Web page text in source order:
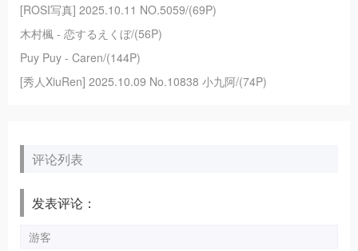
[ROSI写真] 2025.10.11 NO.5059/(69P)
木村楓 - 恋するえくぼ/(56P)
Puy Puy - Caren/(144P)
[秀人XiuRen] 2025.10.09 No.10838 小九阿/(74P)
评论列表
发表评论：